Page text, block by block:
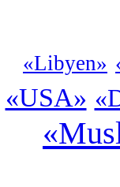
«Libyen»
«USA»